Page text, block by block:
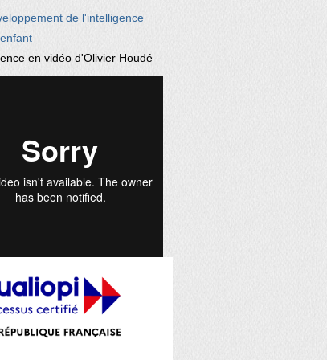
de l'intelligence
en vidéo d'Olivier Houdé